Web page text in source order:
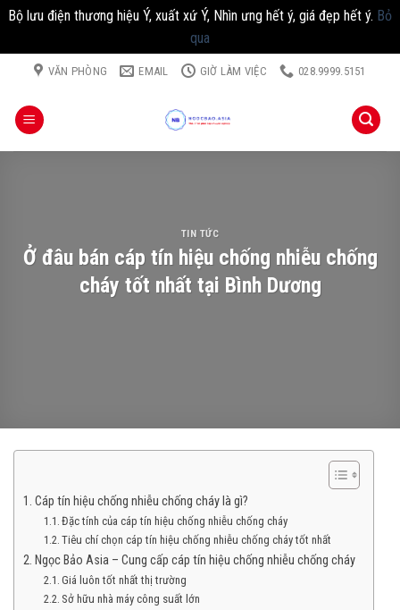
Bộ lưu điện thương hiệu Ý, xuất xứ Ý, Nhìn ưng hết ý, giá đẹp hết ý. Bỏ
qua
Chuyển
dung
VĂN PHÒNG EMAIL GIỜ LÀM VIỆC 028.9999.5151
TIN TỨC
Ở đâu bán cáp tín hiệu chống nhiễu chống
cháy tốt nhất tại Bình Dương
Cáp tín hiệu chống nhiễu chống cháy là gì?
Đặc tính của cáp tín hiệu chống nhiễu chống cháy
Tiêu chí chọn cáp tín hiệu chống nhiễu chống cháy tốt nhất
Ngọc Bảo Asia – Cung cấp cáp tín hiệu chống nhiễu chống cháy
Giá luôn tốt nhất thị trường
Sở hữu nhà máy công suất lớn